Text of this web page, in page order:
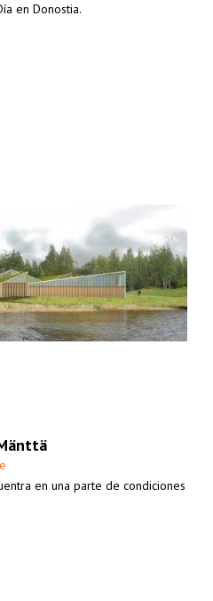
en Donostia.
en una parte de condiciones